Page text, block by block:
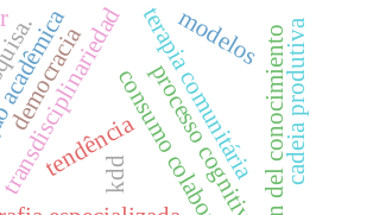
processo cognitivo
consumo colaborativo
kdd gestión del conocimiento
terapia comunitáriacadeia produtiva
tendência
democracia modelos